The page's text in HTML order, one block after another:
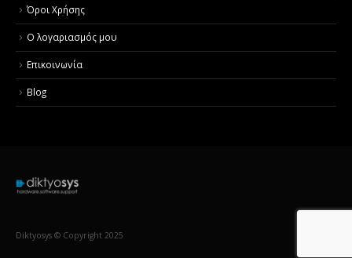
Όροι Χρήσης
Ο λογαριασμός μου
Επικοινωνία
Blog
Diktyosys © Copyright 2025